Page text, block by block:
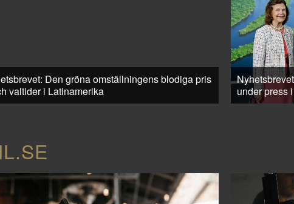
Den gröna omställningens blodiga pris
valtider i Latinamerika
under press